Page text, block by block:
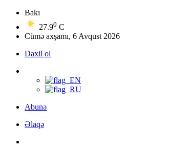
Bakı
27.90 C
Cümə axşamı, 6 Avqust 2026
Daxil ol
Abunə
Əlaqə